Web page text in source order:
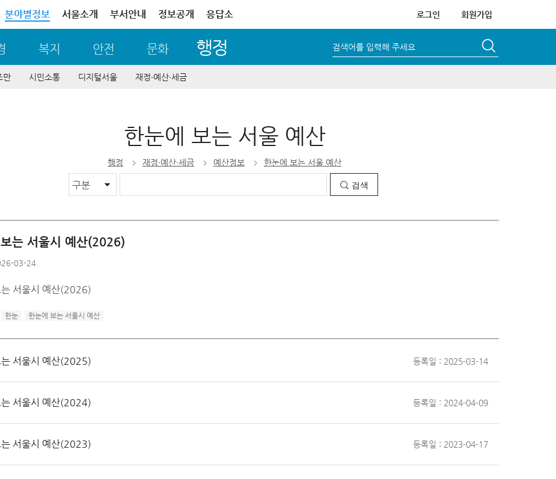
분야별정보 서울소개 부서안내 정보공개 응답소 로그인 회원가입
복지 안전 문화 행정 검색어를 입력해 주세요
만 시민소통 디지털서울 재정∙예산∙세금
한눈에 보는 서울 예산
행정 재정∙예산∙세금 예산정보 한눈에 보는 서울 예산
검색
는 서울시 예산(2026)
03-24
서울시 예산(2026)
한눈 한눈에 보는 서울시 예산
서울시 예산(2025) 등록일 : 2025-03-14
서울시 예산(2024) 등록일 : 2024-04-09
서울시 예산(2023) 등록일 : 2023-04-17